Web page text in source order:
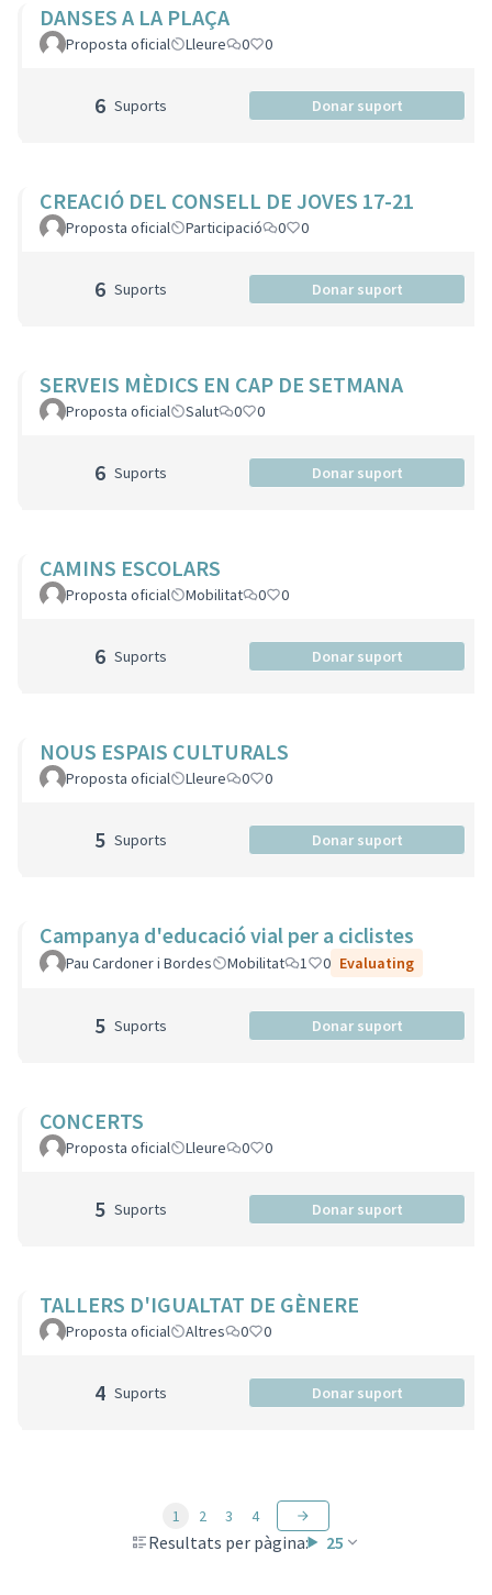
DANSES A LA PLAÇA
Proposta oficial Lleure 0 0
6 Suports Donar suport
CREACIÓ DEL CONSELL DE JOVES 17-21
Proposta oficial Participació 0 0
6 Suports Donar suport
SERVEIS MÈDICS EN CAP DE SETMANA
Proposta oficial Salut 0 0
6 Suports Donar suport
CAMINS ESCOLARS
Proposta oficial Mobilitat 0 0
6 Suports Donar suport
NOUS ESPAIS CULTURALS
Proposta oficial Lleure 0 0
5 Suports Donar suport
Campanya d'educació vial per a ciclistes
Pau Cardoner i Bordes Mobilitat 1 0 Evaluating
5 Suports Donar suport
CONCERTS
Proposta oficial Lleure 0 0
5 Suports Donar suport
TALLERS D'IGUALTAT DE GÈNERE
Proposta oficial Altres 0 0
4 Suports Donar suport
Resultats per pàgina: 25
1 2 3 4